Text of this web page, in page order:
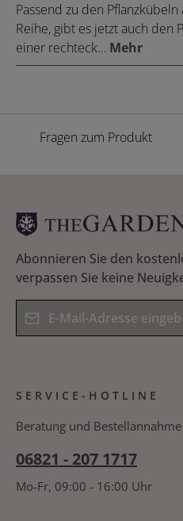
Passend zu den
Reihe, gibt es jetzt auch den
einer rechteck… Mehr
Fragen zum Produkt
Abonnieren Sie den
verpassen Sie keine
E-Mail-Adresse*
Kenntnis genommen und
Bitte geben Sie das Ergebnis
nachfolgende Textfeld ein. *
SERVICE-HOTLINE
Beratung und
06821 - 207 1717
Mo-Fr, 09:00 - 16:00 Uhr